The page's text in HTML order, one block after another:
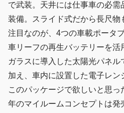
で武装。天井には仕事車の必
装備。スライド式だから長尺物
注目なのが、4つの車載ポータ
車リーフの再生バッテリーを活
ガラスに導入した太陽光パネ
加え、車内に設置した電子レン
このパッケージで欲しいと思
年のマイルームコンセプトは発